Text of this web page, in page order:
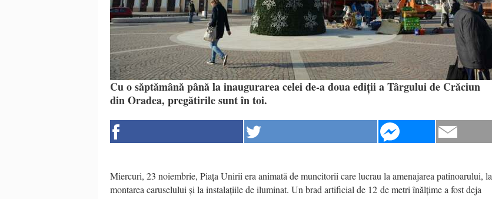
Cu o săptămână până la inaugurarea celei de-a doua ediții a Târgului de Crăciun
din Oradea, pregătirile sunt în toi.
Miercuri, 23 noiembrie, Piața Unirii era animată de muncitorii care lucrau la amenajarea patinoarului, la
montarea caruselului și la instalațiile de iluminat. Un brad artificial de 12 de metri înălțime a fost deja